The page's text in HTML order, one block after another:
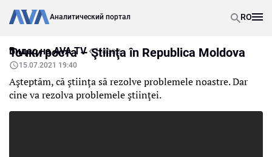
Аналитический портал RO
Видео на AVA TV Назад
Точки роста – Ştiinţa în Republica Moldova
15.07.2021 19:40
Aşteptăm, că ştiinţa să rezolve problemele noastre. Dar
cine va rezolva problemele ştiinţei.